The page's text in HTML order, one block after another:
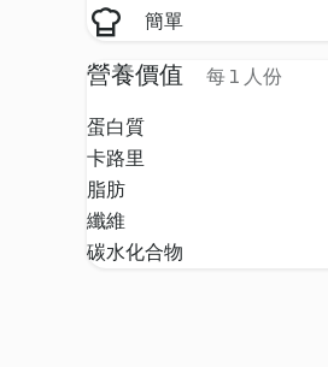
簡單
營養價值 每 1 人份
蛋白質
卡路里
脂肪
纖維
碳水化合物